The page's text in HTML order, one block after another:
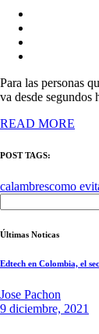
Para las personas
va desde segundos
READ MORE
POST TAGS:
calambrescomo
Últimas Noticas
Edtech en Colombia, el
Jose Pachon
9 diciembre, 2021